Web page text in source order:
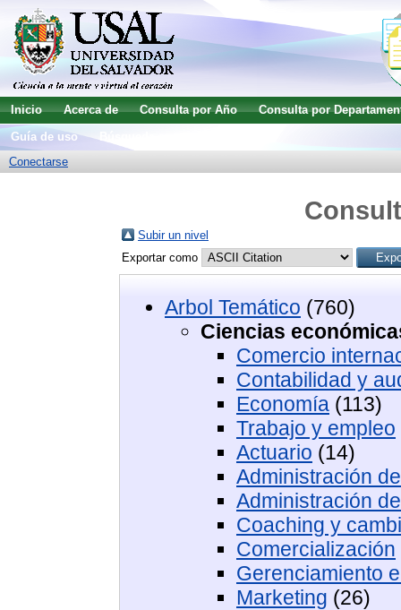
Inicio Acerca de Consulta por Año
Consulta por
Guía de uso
Conectarse
Subir un nivel
Exportar como
Arbol Temático (760)
Ciencias
Comercio
Contabilidad y
Economía (113)
Trabajo y empleo
Actuario (14)
Administración
Administración
Coaching y
Comercialización
Gerenciamiento
Marketing (26)